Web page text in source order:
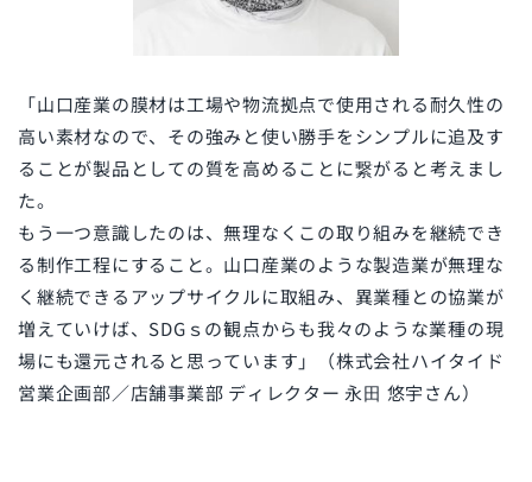
「山口産業の膜材は工場や物流拠点で使用される耐久性の
高い素材なので、その強みと使い勝手をシンプルに追及す
ることが製品としての質を高めることに繋がると考えまし
た。
もう一つ意識したのは、無理なくこの取り組みを継続でき
る制作工程にすること。山口産業のような製造業が無理な
く継続できるアップサイクルに取組み、異業種との協業が
増えていけば、SDGｓの観点からも我々のような業種の現
場にも還元されると思っています」（株式会社ハイタイド
営業企画部／店舗事業部 ディレクター 永⽥ 悠宇さん）